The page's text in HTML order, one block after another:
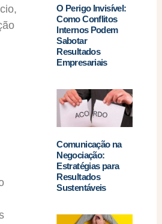
O Perigo Invisível:
Como Conflitos
Internos Podem
Sabotar
Resultados
Empresariais
Comunicação na
Negociação:
Estratégias para
Resultados
Sustentáveis